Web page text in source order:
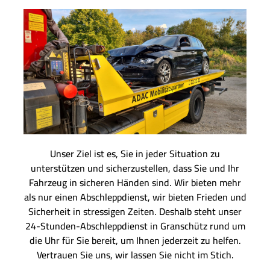
Unser Ziel ist es, Sie in jeder Situation zu
unterstützen und sicherzustellen, dass Sie und Ihr
Fahrzeug in sicheren Händen sind. Wir bieten mehr
als nur einen Abschleppdienst, wir bieten Frieden und
Sicherheit in stressigen Zeiten. Deshalb steht unser
24-Stunden-Abschleppdienst in Granschütz rund um
die Uhr für Sie bereit, um Ihnen jederzeit zu helfen.
Vertrauen Sie uns, wir lassen Sie nicht im Stich.